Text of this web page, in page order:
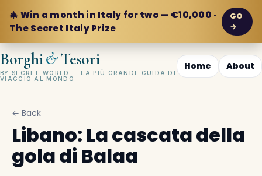
🎄 Win a month in Italy for two — €10,000 ·
The Secret Italy Prize
GO
→
Borghi&Tesori
BY SECRET WORLD — LA PIÙ GRANDE GUIDA DI
VIAGGIO AL MONDO
Home About
← Back
Libano: La cascata della
gola di Balaa